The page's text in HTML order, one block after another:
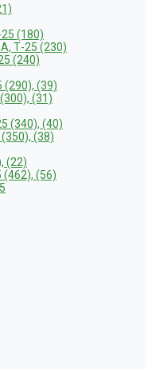
(180)
Т-25 (230)
(240)
(290), (39)
(31)
(340), (40)
(38)
(22)
(462), (56)